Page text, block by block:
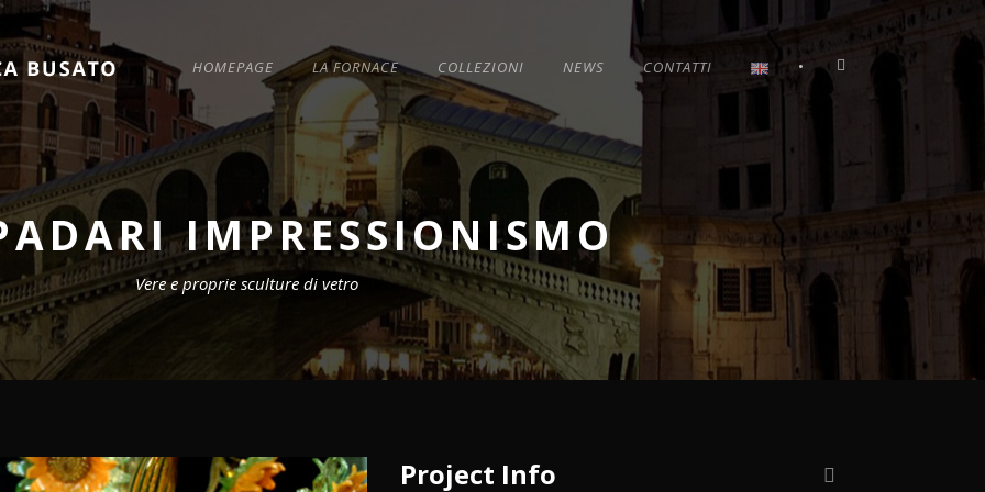
HOMEPAGE LA FORNACE COLLEZIONI NEWS CONTATTI •
IMPRESSIONISMO
Vere e proprie sculture di vetro
Project Info